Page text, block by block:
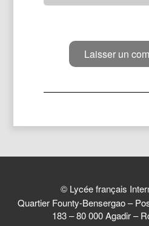
© Lycée français
Quartier Founty-Bensergao –
183 – 80 000 Agadir –